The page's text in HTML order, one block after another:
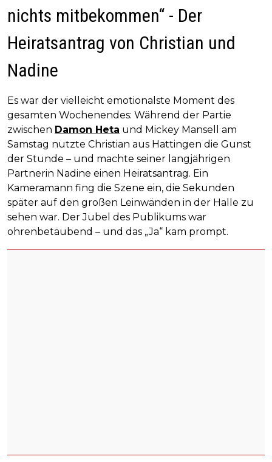
nichts mitbekommen“ - Der
Heiratsantrag von Christian und
Nadine
Es war der vielleicht emotionalste Moment des
gesamten Wochenendes: Während der Partie
zwischen Damon Heta und Mickey Mansell am
Samstag nutzte Christian aus Hattingen die Gunst
der Stunde – und machte seiner langjährigen
Partnerin Nadine einen Heiratsantrag. Ein
Kameramann fing die Szene ein, die Sekunden
später auf den großen Leinwänden in der Halle zu
sehen war. Der Jubel des Publikums war
ohrenbetäubend – und das „Ja“ kam prompt.